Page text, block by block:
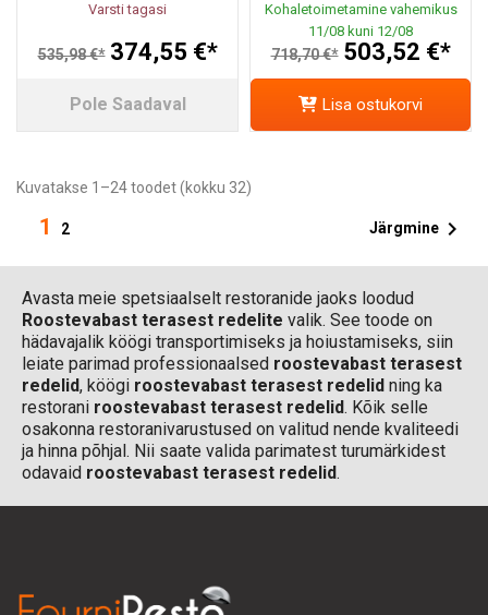
Varsti tagasi
535,98 €* 374,55 €*
Pole Saadaval
Kohaletoimetamine vahemikus
11/08 kuni 12/08
718,70 €* 503,52 €*
Lisa ostukorvi
Kuvatakse 1–24 toodet (kokku 32)
1 2 Järgmine 
Avasta meie spetsiaalselt restoranide jaoks loodud
Roostevabast terasest redelite valik. See toode on
hädavajalik köögi transportimiseks ja hoiustamiseks, siin
leiate parimad professionaalsed roostevabast terasest
redelid, köögi roostevabast terasest redelid ning ka
restorani roostevabast terasest redelid. Kõik selle
osakonna restoranivarustused on valitud nende kvaliteedi
ja hinna põhjal. Nii saate valida parimatest turumärkidest
odavaid roostevabast terasest redelid.